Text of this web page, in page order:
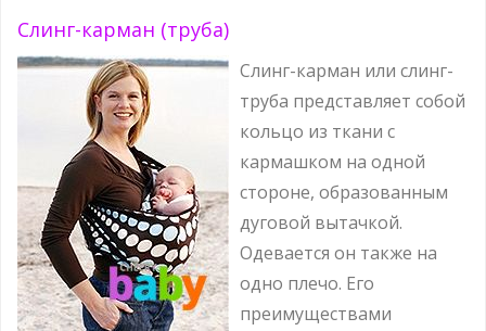
Слинг-карман (труба)
Слинг-карман или слинг-
труба представляет собой
кольцо из ткани с
кармашком на одной
стороне, образованным
дуговой вытачкой.
Одевается он также на
одно плечо. Его
преимуществами